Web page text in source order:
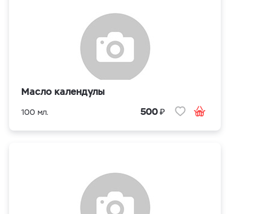
Масло календулы
100 мл. 500₽